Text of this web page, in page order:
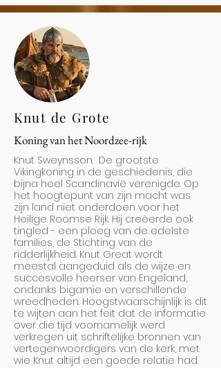
Knut de Grote
Koning van het Noordzee-rijk
Knut Sweynsson. De grootste
Vikingkoning in de geschiedenis, die
bijna heel Scandinavië verenigde. Op
het hoogtepunt van zijn macht was
zijn land niet onderdoen voor het
Heilige Roomse Rijk. Hij creëerde ook
tingled - een ploeg van de edelste
families, de Stichting van de
ridderlijkheid. Knut Great wordt
meestal aangeduid als de wijze en
succesvolle heerser van Engeland,
ondanks bigamie en verschillende
wreedheden. Hoogstwaarschijnlijk is dit
te wijten aan het feit dat de informatie
over die tijd voornamelijk werd
verkregen uit schriftelijke bronnen van
vertegenwoordigers van de kerk, met
wie Knut altijd een goede relatie had.